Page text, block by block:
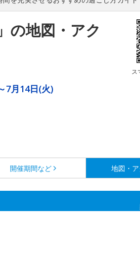
の地図・アク
ス
7月14日(火)
開催期間など 地図・